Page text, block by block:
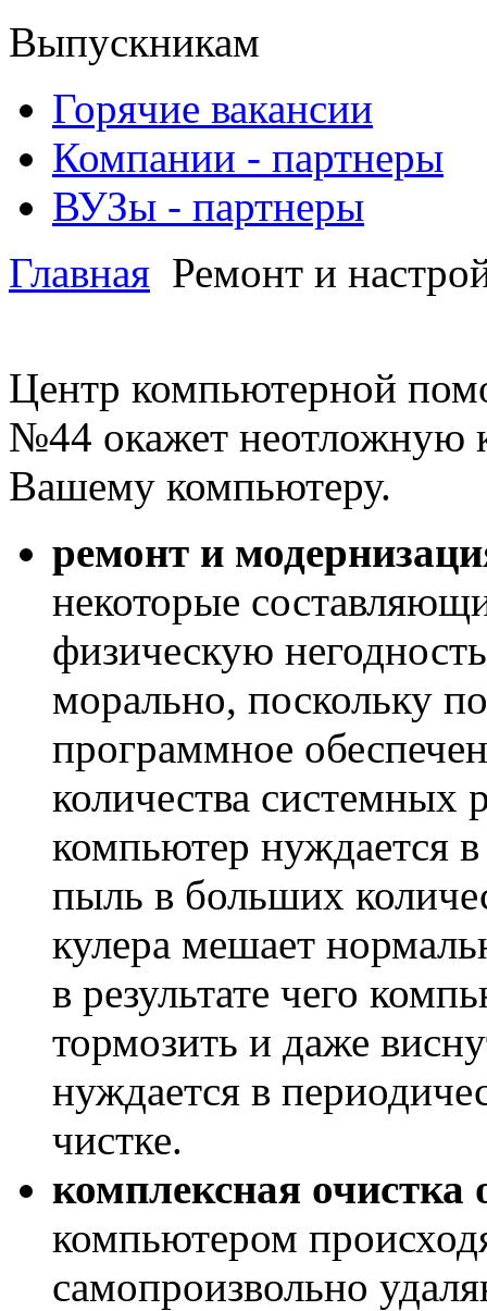
Выпускникам
Горячие вакансии
Компании - партнеры
ВУЗы - партнеры
Главная Ремонт и
Центр компьютерной
№44 окажет неотложную
Вашему компьютеру.
ремонт и
некоторые
физическую
морально, поскольку
программное
количества системных
компьютер нуждается
пыль в больших
кулера мешает
в результате чего
тормозить и даже
нуждается в
чистке.
комплексная очистка
компьютером
самопроизвольно